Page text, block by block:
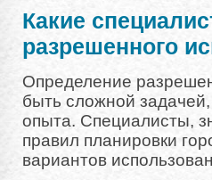
Какие
разрешенного
Определение
быть сложной
опыта. Специалисты,
правил планировки
вариантов